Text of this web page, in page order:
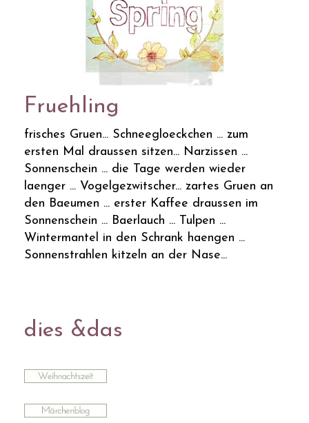
Fruehling
frisches Gruen... Schneegloeckchen ... zum
ersten Mal draussen sitzen... Narzissen ...
Sonnenschein ... die Tage werden wieder
laenger ... Vogelgezwitscher... zartes Gruen an
den Baeumen ... erster Kaffee draussen im
Sonnenschein ... Baerlauch ... Tulpen ...
Wintermantel in den Schrank haengen ...
Sonnenstrahlen kitzeln an der Nase...
dies &das